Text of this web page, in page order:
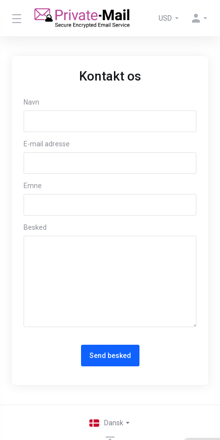
USD
Kontakt os
Navn
E-mail adresse
Emne
Besked
Send besked
Dansk